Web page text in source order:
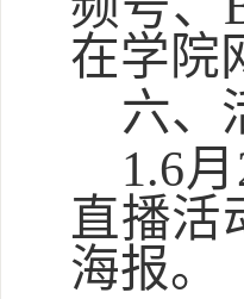
在学院
六、
1.6
直播活
海报。